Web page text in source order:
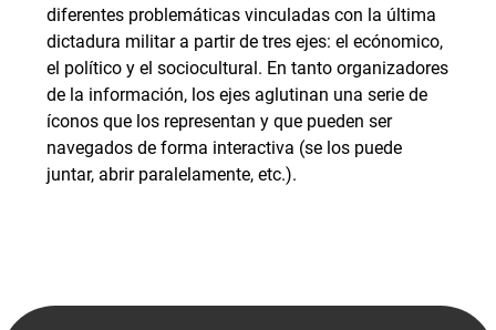
diferentes problemáticas vinculadas con la última
dictadura militar a partir de tres ejes: el ecónomico,
el político y el sociocultural. En tanto organizadores
de la información, los ejes aglutinan una serie de
íconos que los representan y que pueden ser
navegados de forma interactiva (se los puede
juntar, abrir paralelamente, etc.).